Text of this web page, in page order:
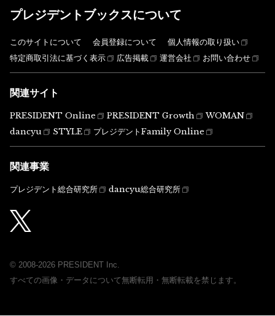
プレジデントブックスについて
このサイトについて 会員登録について
個人情報の取り扱い
特定商取引法に基づく表示
広告掲載 運営会社 お問い合わせ
関連サイト
PRESIDENT Online PRESIDENT Growth
WOMAN
dancyu
STYLE プレジデントFamily Online
関連事業
プレジデント総合研究所 dancyu総合研究所
© 2008-2026 PRESIDENT Inc.
すべての画像・データについて無断転用・無断転載を禁じます。